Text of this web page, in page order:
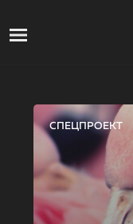
СПЕЦПРОЕКТ